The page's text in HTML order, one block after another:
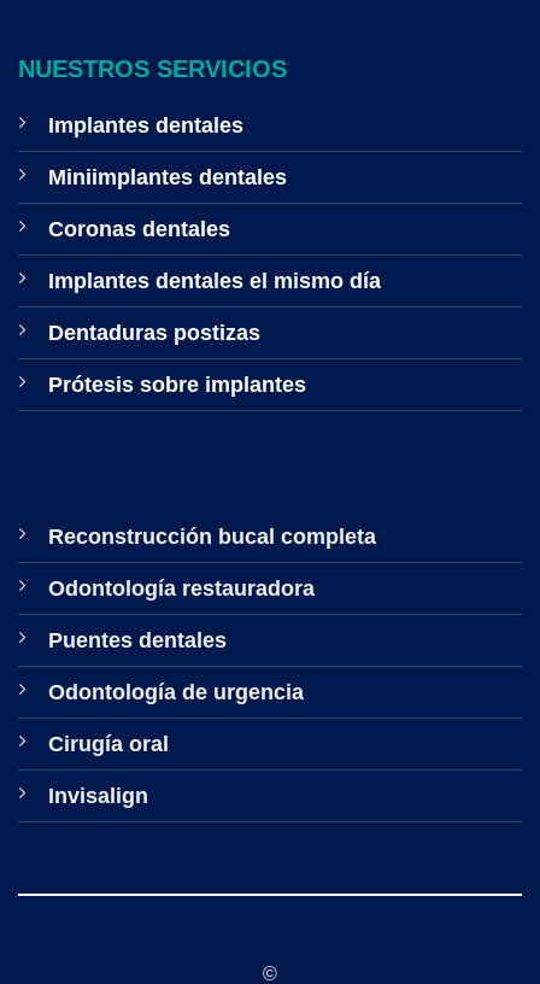
NUESTROS SERVICIOS
Implantes dentales
Miniimplantes dentales
Coronas dentales
Implantes dentales el mismo día
Dentaduras postizas
Prótesis sobre implantes
Reconstrucción bucal completa
Odontología restauradora
Puentes dentales
Odontología de urgencia
Cirugía oral
Invisalign
©